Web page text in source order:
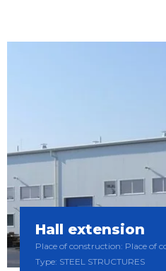
Hall extension
Place of construction: Place of
Type: STEEL STRUCTURES